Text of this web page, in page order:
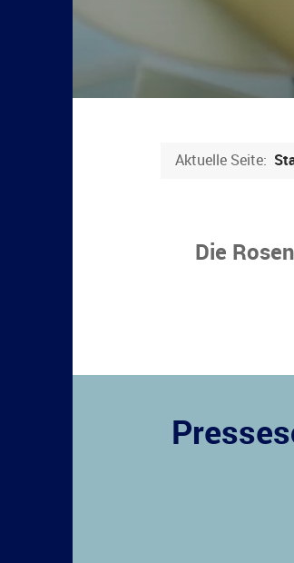
Aktuelle Seite:
Die